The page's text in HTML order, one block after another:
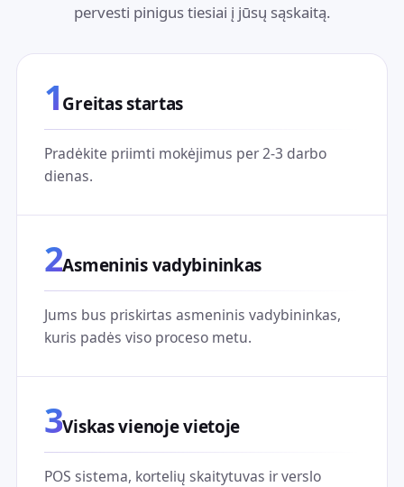
pervesti pinigus tiesiai į jūsų sąskaitą.
1Greitas startas
Pradėkite priimti mokėjimus per 2-3 darbo
dienas.
2Asmeninis vadybininkas
Jums bus priskirtas asmeninis vadybininkas,
kuris padės viso proceso metu.
3Viskas vienoje vietoje
POS sistema, kortelių skaitytuvas ir verslo